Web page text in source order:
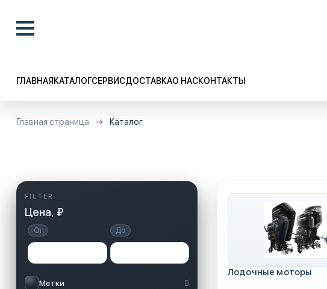
ГЛАВНАЯ КАТАЛОГСЕРВИСДОСТАВКАО НАСКОНТАКТЫ
Главная страница Каталог
Цена, ₽
От До
Метки
Лодочные моторы